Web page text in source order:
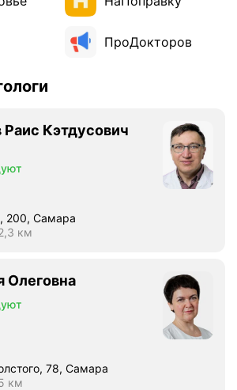
ПроДокторов
Кэтдусович
200, Самара
Расстояние 2,3 км
км
Олеговна
78, Самара
Расстояние 5 км
км